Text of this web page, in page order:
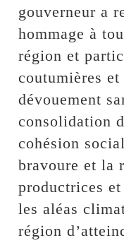
gouverneur a
hommage à
région et
coutumières
dévouement
consolidation
cohésion
bravoure et la
productrices
les aléas
région